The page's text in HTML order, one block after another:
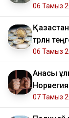
06 Тамыз
трлн
06 Тамыз
Анасы
07 Тамыз